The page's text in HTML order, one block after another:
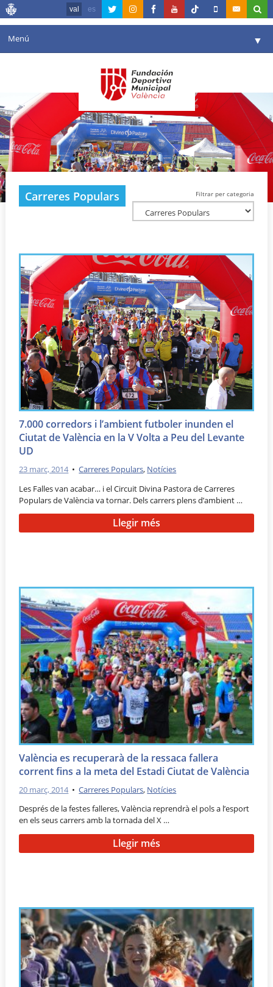
val es
Menú ▼
Instal·lacions
Comunicació ▼
València en esport
Portal de Transparència
Carreres Populars Filtrar per categoria
7.000 corredors i l’ambient futboler inunden el
Ciutat de València en la V Volta a Peu del Levante
UD
23 març, 2014 •Carreres Populars, Notícies
Les Falles van acabar… i el Circuit Divina Pastora de Carreres
Populars de València va tornar. Dels carrers plens d’ambient …
Llegir més
València es recuperarà de la ressaca fallera
corrent fins a la meta del Estadi Ciutat de València
20 març, 2014 •Carreres Populars, Notícies
Després de la festes falleres, València reprendrà el pols a l’esport
en els seus carrers amb la tornada del X …
Llegir més